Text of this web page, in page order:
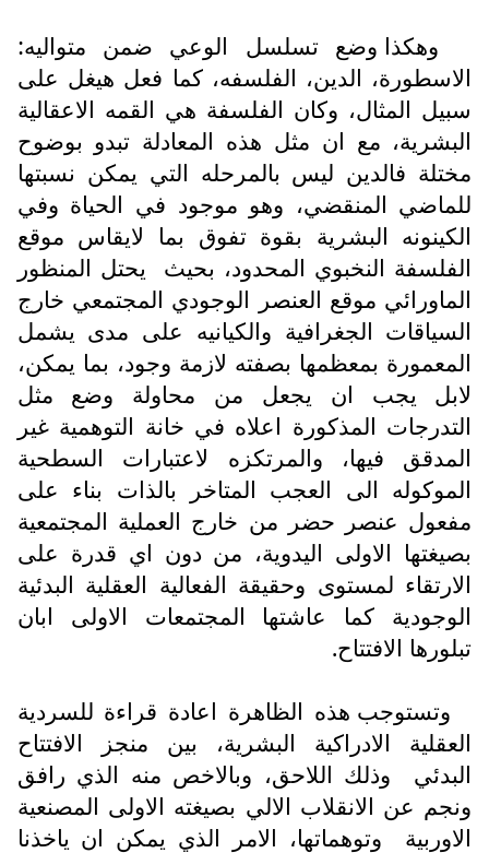
وهكذا وضع تسلسل الوعي ضمن متواليه:
الاسطورة، الدين، الفلسفه، كما فعل هيغل على
سبيل المثال، وكان الفلسفة هي القمه الاعقالية
البشرية، مع ان مثل هذه المعادلة تبدو بوضوح
مختلة فالدين ليس بالمرحله التي يمكن نسبتها
للماضي المنقضي، وهو موجود في الحياة وفي
الكينونه البشرية بقوة تفوق بما لايقاس موقع
الفلسفة النخبوي المحدود، بحيث
يحتل المنظور
الماورائي موقع العنصر الوجودي المجتمعي خارج
السياقات الجغرافية والكيانيه على مدى يشمل
المعمورة بمعظمها بصفته لازمة وجود، بما يمكن،
لابل يجب ان يجعل من محاولة وضع مثل
التدرجات المذكورة اعلاه في خانة التوهمية غير
المدقق فيها، والمرتكزه لاعتبارات السطحية
الموكوله الى العجب المتاخر بالذات بناء على
مفعول عنصر حضر من خارج العملية المجتمعية
بصيغتها الاولى اليدوية، من دون اي قدرة على
الارتقاء لمستوى وحقيقة الفعالية العقلية البدئية
الوجودية كما عاشتها المجتمعات الاولى ابان
تبلورها الافتتاح.
وتستوجب هذه الظاهرة اعادة قراءة للسردية
العقلية الادراكية البشرية، بين منجز الافتتاح
البدئي
وذلك اللاحق، وبالاخص منه الذي رافق
ونجم عن الانقلاب الالي بصيغته الاولى المصنعية
الاوربية
وتوهماتها، الامر الذي يمكن ان ياخذنا